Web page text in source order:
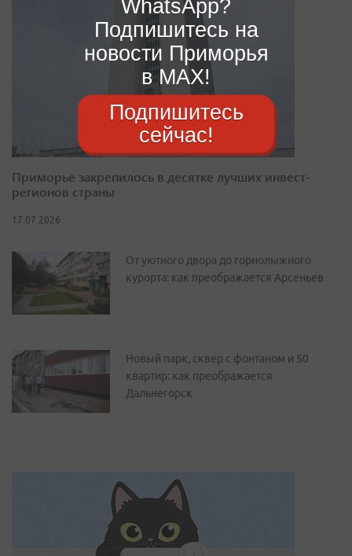
Приморье закрепилось в десятке лучших инвест-
регионов страны
17.07.2026
От уютного двора до горнолыжного
курорта: как преображается Арсеньев
Новый парк, сквер с фонтаном и 50
квартир: как преображается
Дальнегорск
WhatsApp?
Подпишитесь на
новости Приморья
в MAX!
Подпишитесь
сейчас!